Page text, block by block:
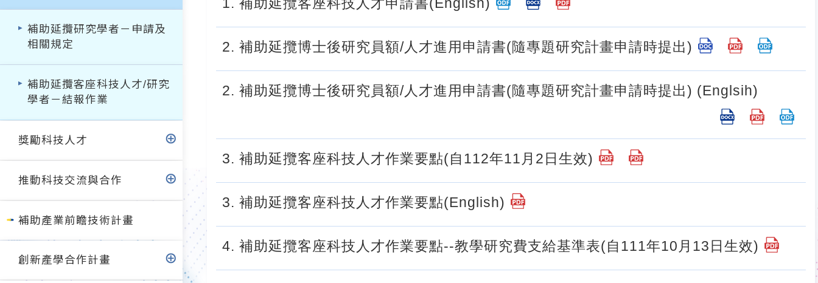
補助延攬研究學者－申請及
相關規定
補助延攬客座科技人才/研究
學者－結報作業
獎勵科技人才
推動科技交流與合作
補助產業前瞻技術計畫
創新產學合作計畫
1. 補助延攬客座科技人才申請書(English)
2. 補助延攬博士後研究員額/人才進用申請書(隨專題研究計畫申請時提出)
2. 補助延攬博士後研究員額/人才進用申請書(隨專題研究計畫申請時提出) (Englsih)
3. 補助延攬客座科技人才作業要點(自112年11月2日生效)
3. 補助延攬客座科技人才作業要點(English)
4. 補助延攬客座科技人才作業要點--教學研究費支給基準表(自111年10月13日生效)